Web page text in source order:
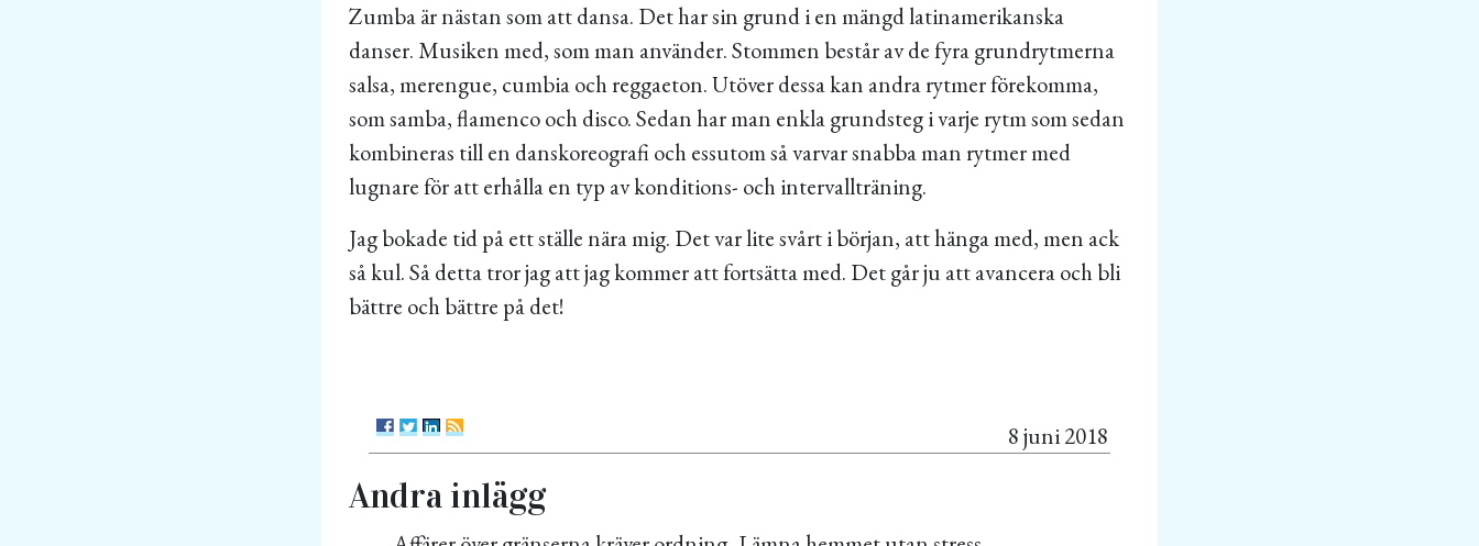
Zumba är nästan som att dansa. Det har sin grund i en mängd latinamerikanska
danser. Musiken med, som man använder. Stommen består av de fyra grundrytmerna
salsa, merengue, cumbia och reggaeton. Utöver dessa kan andra rytmer förekomma,
som samba, flamenco och disco. Sedan har man enkla grundsteg i varje rytm som sedan
kombineras till en danskoreografi och essutom så varvar snabba man rytmer med
lugnare för att erhålla en typ av konditions- och intervallträning.
Jag bokade tid på ett ställe nära mig. Det var lite svårt i början, att hänga med, men ack
så kul. Så detta tror jag att jag kommer att fortsätta med. Det går ju att avancera och bli
bättre och bättre på det!
8 juni 2018
Andra inlägg